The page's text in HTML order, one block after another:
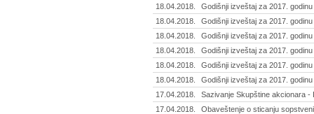
18.04.2018.
Godišnji izveštaj za 2017.
18.04.2018.
Godišnji izveštaj za 2017.
18.04.2018.
Godišnji izveštaj za 2017.
18.04.2018.
Godišnji izveštaj za 2017.
18.04.2018.
Godišnji izveštaj za 2017.
18.04.2018.
Godišnji izveštaj za 2017.
17.04.2018.
Sazivanje Skupštine akcionara -
17.04.2018.
Obaveštenje o sticanju